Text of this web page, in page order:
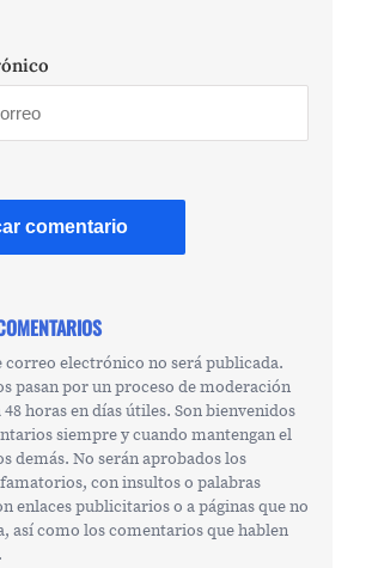
correo electrónico no será publicada.
pasan por un proceso de moderación
horas en días útiles. Son bienvenidos
siempre y cuando mantengan el
demás. No serán aprobados los
con insultos o palabras
enlaces publicitarios o a páginas que no
así como los comentarios que hablen